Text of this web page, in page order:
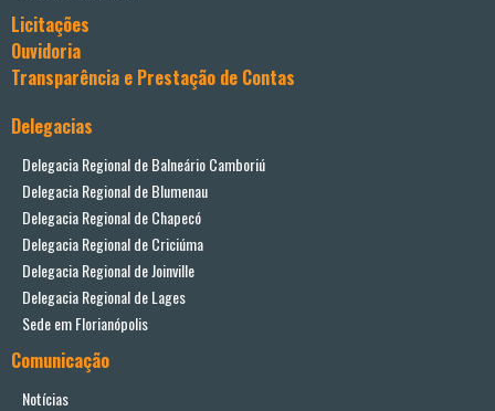
Licitações
Ouvidoria
Transparência e Prestação de Contas
Delegacias
Delegacia Regional de Balneário Camboriú
Delegacia Regional de Blumenau
Delegacia Regional de Chapecó
Delegacia Regional de Criciúma
Delegacia Regional de Joinville
Delegacia Regional de Lages
Sede em Florianópolis
Comunicação
Notícias